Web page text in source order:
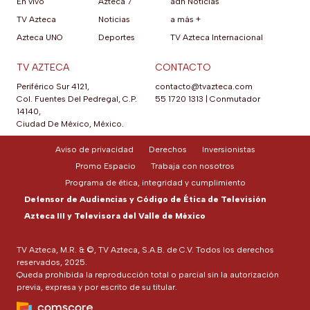
TV Azteca
Azteca UNO
Noticias
Deportes
a más +
TV Azteca Internacional
TV AZTECA
Periférico Sur 4121,
Col. Fuentes Del Pedregal, C.P.
14140,
Ciudad De México, México.
CONTACTO
contacto@tvazteca.com
55 1720 1313
Conmutador
TV Azteca, M.R. & ©, TV Azteca, S.A.B. de C.V. Todos los derechos
reservados, 2025.
Queda prohibida la reproducción total o parcial sin la autorización
previa, expresa y por escrito de su titular.
Aviso de privacidad Derechos
Inversionistas
Promo Espacio
Trabaja con nosotros
Programa de ética, integridad y cumplimiento
Defensor de Audiencias y Código de Ética de Televisión
Azteca III y Televisora del Valle de México